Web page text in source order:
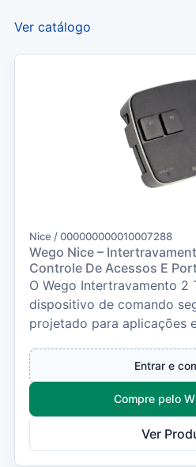
Ver catálogo
Nice / 000000000010007288
Wego Nice –
Controle De Acessos E
O Wego Intertravamento 2
dispositivo de comando
projetado para aplicações
Entrar e
Compre pelo
Ver